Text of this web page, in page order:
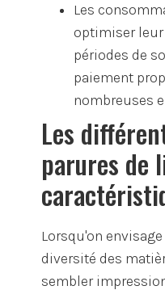
Les
optimiser
périodes de
paiement
nombreuses
Les
parures de
Lorsqu'on
diversité des
sembler